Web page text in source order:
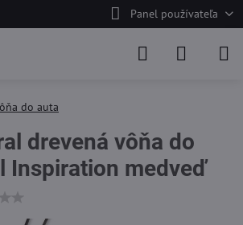
Panel používateľa
do auta
drevená vôňa do
Inspiration medveď